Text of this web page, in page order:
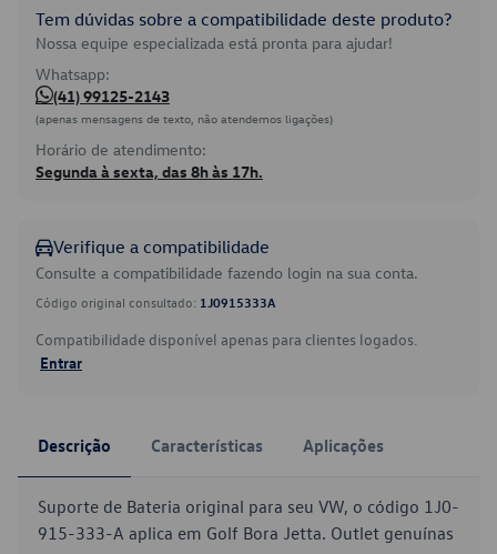
Tem dúvidas sobre a compatibilidade deste produto?
Nossa equipe especializada está pronta para ajudar!
Whatsapp:
(41) 99125-2143
(apenas mensagens de texto, não atendemos ligações)
Horário de atendimento:
Segunda à sexta, das 8h às 17h.
Verifique a compatibilidade
Consulte a compatibilidade fazendo login na sua conta.
Código original consultado: 1J0915333A
Compatibilidade disponível apenas para clientes logados.
Entrar
Descrição Características Aplicações
Suporte de Bateria original para seu VW, o código 1J0-
915-333-A aplica em Golf Bora Jetta. Outlet genuínas